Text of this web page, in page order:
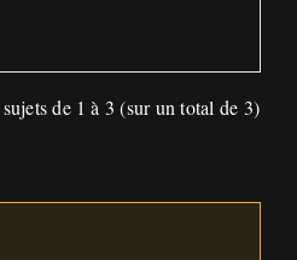
de 1 à 3 (sur un total de 3)